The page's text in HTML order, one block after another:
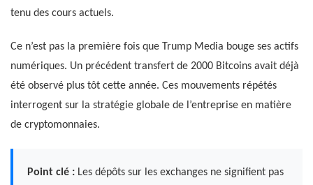
tenu des cours actuels.
Ce n’est pas la première fois que Trump Media bouge ses actifs
numériques. Un précédent transfert de 2000 Bitcoins avait déjà
été observé plus tôt cette année. Ces mouvements répétés
interrogent sur la stratégie globale de l’entreprise en matière
de cryptomonnaies.
Point clé : Les dépôts sur les exchanges ne signifient pas